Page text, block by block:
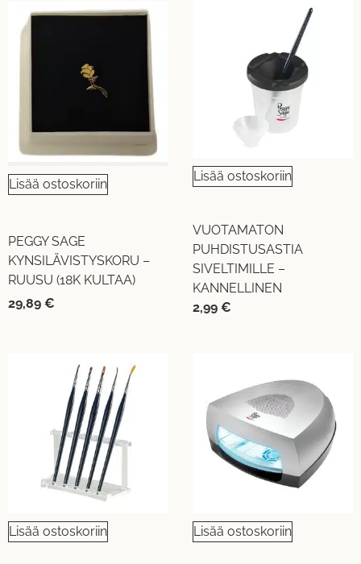
Lisää ostoskoriin
PEGGY SAGE
KYNSILÄVISTYSKORU –
RUUSU (18K KULTAA)
29,89 €
Lisää ostoskoriin
VUOTAMATON
PUHDISTUSASTIA
SIVELTIMILLE –
KANNELLINEN
2,99 €
Lisää ostoskoriin Lisää ostoskoriin